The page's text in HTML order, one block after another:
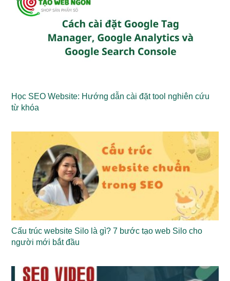
Học SEO Website: Hướng dẫn cài đặt tool nghiên cứu
từ khóa
Cấu trúc website Silo là gì? 7 bước tạo web Silo cho
người mới bắt đầu